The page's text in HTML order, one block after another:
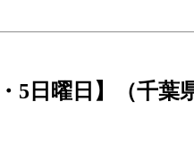
日曜日】（千葉